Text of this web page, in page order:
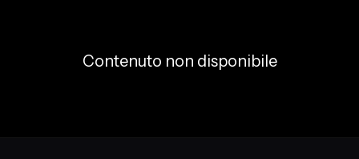
Contenuto non disponibile